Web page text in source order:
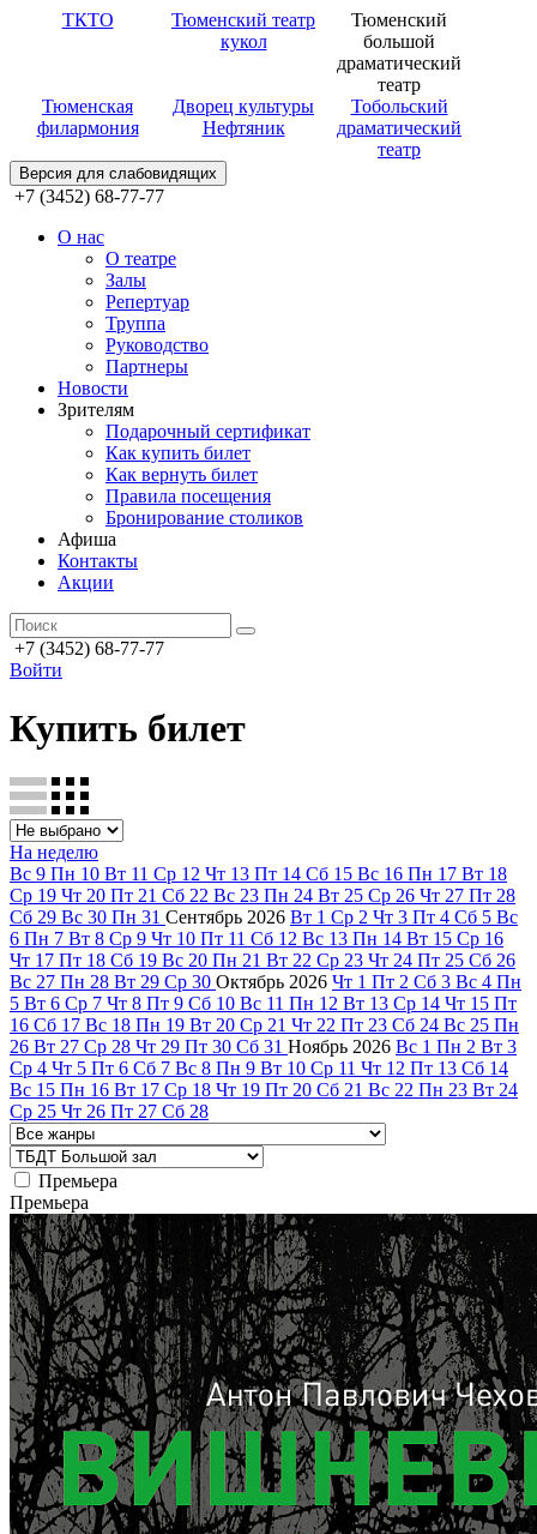
ТКТО
Тюменский театр
кукол
Тюменский
большой
драматический
театр
Тюменская
филармония
Дворец культуры
Нефтяник
Тобольский
драматический
театр
Версия для слабовидящих
+7 (3452) 68-77-77
О нас
О театре
Залы
Репертуар
Труппа
Руководство
Партнеры
Новости
Зрителям
Подарочный сертификат
Как купить билет
Как вернуть билет
Правила посещения
Бронирование столиков
Афиша
Контакты
Акции
+7 (3452) 68-77-77
Войти
Купить билет
На неделю
Вс 9 Пн 10 Вт 11 Ср 12 Чт 13 Пт 14 Сб 15 Вс 16 Пн 17 Вт 18
Ср 19 Чт 20 Пт 21 Сб 22 Вс 23 Пн 24 Вт 25 Ср 26 Чт 27 Пт 28
Сб 29 Вс 30 Пн 31 Сентябрь 2026 Вт 1 Ср 2 Чт 3 Пт 4 Сб 5 Вс
6 Пн 7 Вт 8 Ср 9 Чт 10 Пт 11 Сб 12 Вс 13 Пн 14 Вт 15 Ср 16
Чт 17 Пт 18 Сб 19 Вс 20 Пн 21 Вт 22 Ср 23 Чт 24 Пт 25 Сб 26
Вс 27 Пн 28 Вт 29 Ср 30 Октябрь 2026 Чт 1 Пт 2 Сб 3 Вс 4 Пн
5 Вт 6 Ср 7 Чт 8 Пт 9 Сб 10 Вс 11 Пн 12 Вт 13 Ср 14 Чт 15 Пт
16 Сб 17 Вс 18 Пн 19 Вт 20 Ср 21 Чт 22 Пт 23 Сб 24 Вс 25 Пн
26 Вт 27 Ср 28 Чт 29 Пт 30 Сб 31 Ноябрь 2026 Вс 1 Пн 2 Вт 3
Ср 4 Чт 5 Пт 6 Сб 7 Вс 8 Пн 9 Вт 10 Ср 11 Чт 12 Пт 13 Сб 14
Вс 15 Пн 16 Вт 17 Ср 18 Чт 19 Пт 20 Сб 21 Вс 22 Пн 23 Вт 24
Ср 25 Чт 26 Пт 27 Сб 28
Премьера
Премьера